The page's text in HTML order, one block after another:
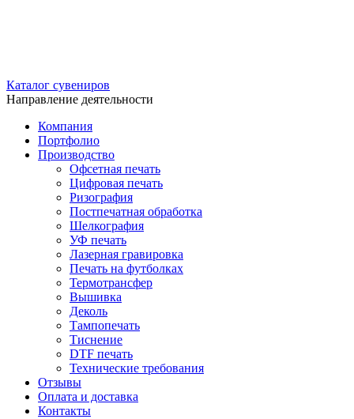
Каталог сувениров
Направление деятельности
Компания
Портфолио
Производство
Офсетная печать
Цифровая печать
Ризография
Постпечатная обработка
Шелкография
УФ печать
Лазерная гравировка
Печать на футболках
Термотрансфер
Вышивка
Деколь
Тампопечать
Тиснение
DTF печать
Технические требования
Отзывы
Оплата и доставка
Контакты